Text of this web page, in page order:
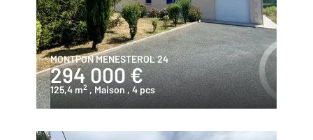
MONTPON MENESTEROL 24
294 000 €
125,4 m2 , Maison, 4 pcs